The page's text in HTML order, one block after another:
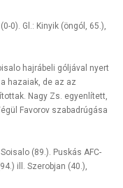
0). Gl.: Kinyik (öngól, 65.),
hajrábeli góljával nyert
hazaiak, de az az
Nagy Zs. egyenlített,
Favorov szabadrúgása
(89.). Puskás AFC-
ill. Szerobjan (40.),